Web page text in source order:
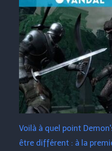
Voilà à quel point
être différent : à la